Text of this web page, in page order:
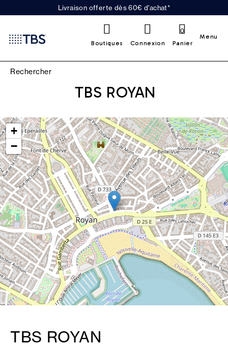
Livraison offerte dès 60€ d'achat*
Boutiques Connexion Panier
0
Menu
TBS ROYAN
+
−
TBS ROYAN